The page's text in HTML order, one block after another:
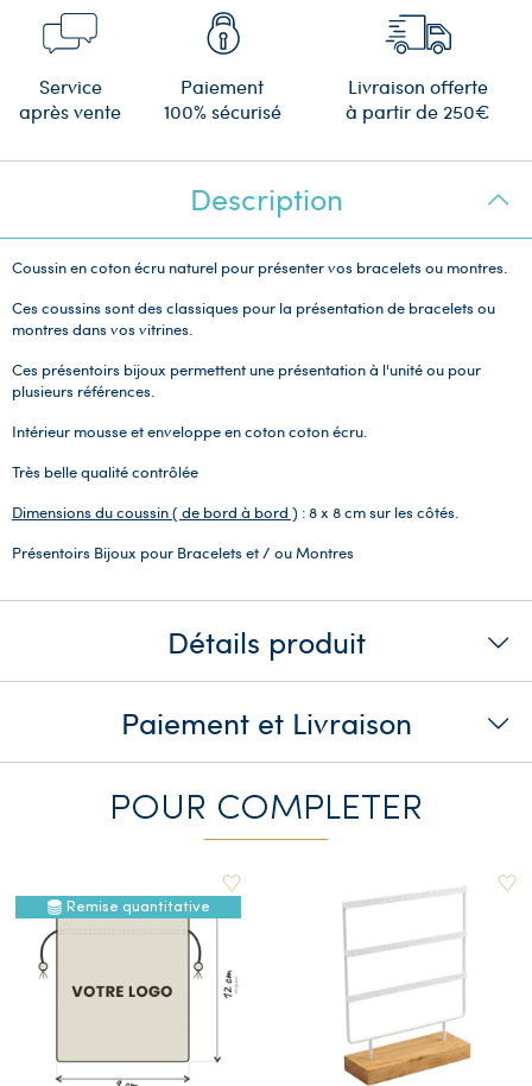
Service
après vente
Paiement
100% sécurisé
Livraison offerte
à partir de 250€
Description
Coussin en coton écru naturel pour présenter vos bracelets ou montres.
Ces coussins sont des classiques pour la présentation de bracelets ou
montres dans vos vitrines.
Ces présentoirs bijoux permettent une présentation à l'unité ou pour
plusieurs références.
Intérieur mousse et enveloppe en coton coton écru.
Très belle qualité contrôlée
Dimensions du coussin ( de bord à bord ) : 8 x 8 cm sur les côtés.
Présentoirs Bijoux pour Bracelets et / ou Montres
Détails produit
Paiement et Livraison
POUR COMPLETER
Remise quantitative